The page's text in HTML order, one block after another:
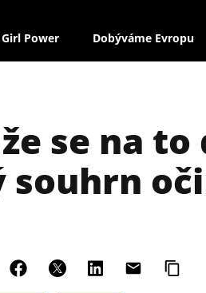
Girl Power Dobýváme Evropu
se na to